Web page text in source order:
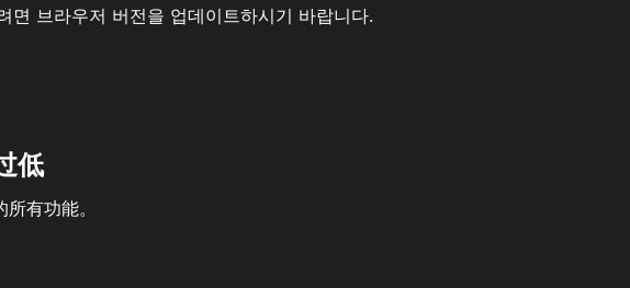
면 브라우저 버전을 업데이트하시기 바랍니다.
低
有功能。